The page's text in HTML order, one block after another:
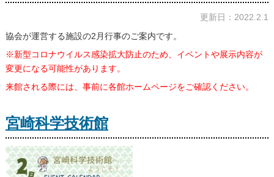
更新日：2022.2.1
協会が運営する施設の2月行事のご案内です。
※新型コロナウイルス感染拡大防止のため、イベントや展示内容が
変更になる可能性があります。
来館される際には、事前に各館ホームページをご確認ください。
宮崎科学技術館